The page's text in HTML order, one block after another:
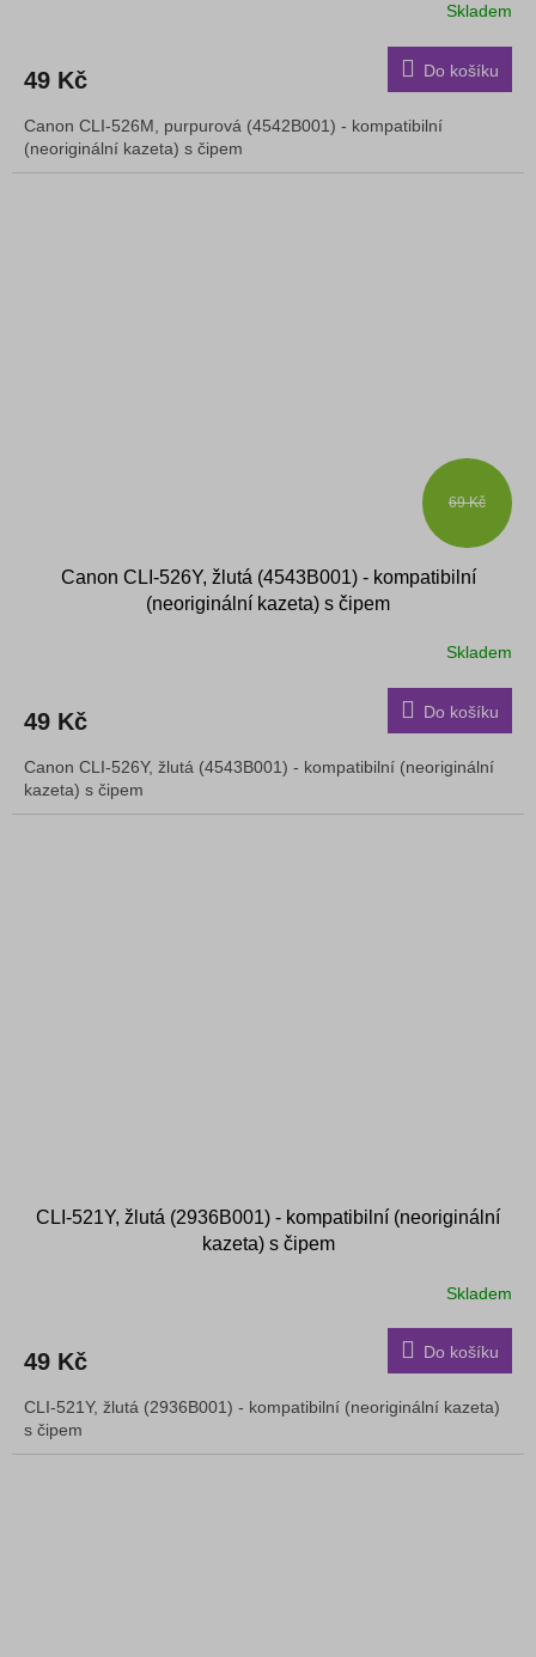
Skladem
49 Kč Do košíku
Canon CLI-526M, purpurová (4542B001) - kompatibilní
(neoriginální kazeta) s čipem
69 Kč
Canon CLI-526Y, žlutá (4543B001) - kompatibilní
(neoriginální kazeta) s čipem
Skladem
49 Kč Do košíku
Canon CLI-526Y, žlutá (4543B001) - kompatibilní (neoriginální
kazeta) s čipem
CLI-521Y, žlutá (2936B001) - kompatibilní (neoriginální
kazeta) s čipem
Skladem
49 Kč Do košíku
CLI-521Y, žlutá (2936B001) - kompatibilní (neoriginální kazeta)
s čipem